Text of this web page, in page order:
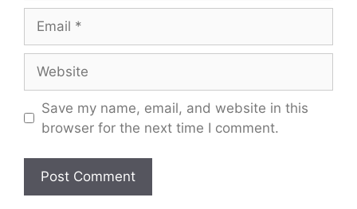
Save my name, email, and website in this
browser for the next time I comment.